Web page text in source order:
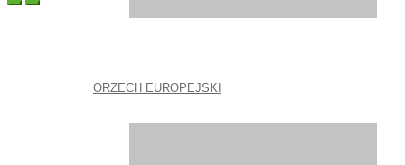
ORZECH EUROPEJSKI